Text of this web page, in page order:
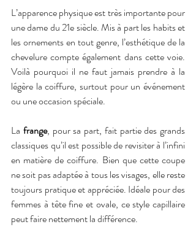
L’apparence physique est très importante pour
une dame du 21e siècle. Mis à part les habits et
les ornements en tout genre, l’esthétique de la
chevelure compte également dans cette voie.
Voilà pourquoi il ne faut jamais prendre à la
légère la coiffure, surtout pour un événement
ou une occasion spéciale.
La frange, pour sa part, fait partie des grands
classiques qu’il est possible de revisiter à l’infini
en matière de coiffure. Bien que cette coupe
ne soit pas adaptée à tous les visages, elle reste
toujours pratique et appréciée. Idéale pour des
femmes à tête fine et ovale, ce style capillaire
peut faire nettement la différence.